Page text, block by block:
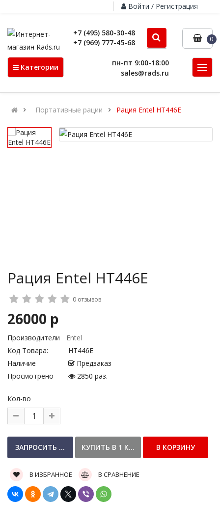
Войти / Регистрация
+7 (495) 580-30-48
+7 (969) 777-45-68
0
Категории
пн-пт 9:00-18:00
sales@rads.ru
Портативные рации Рация Entel HT446E
Рация Entel HT446E
0 отзывов
26000 р
Производители
Entel
Код Товара:
HT446E
Наличие
Предзаказ
Просмотрено
2850 раз.
Кол-во
В ИЗБРАННОЕ В СРАВНЕНИЕ